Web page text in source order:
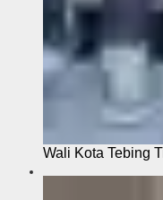
Wali Kota Tebing